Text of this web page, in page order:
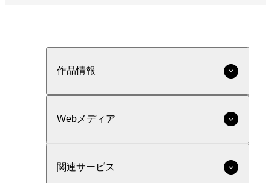
作品情報
Webメディア
関連サービス